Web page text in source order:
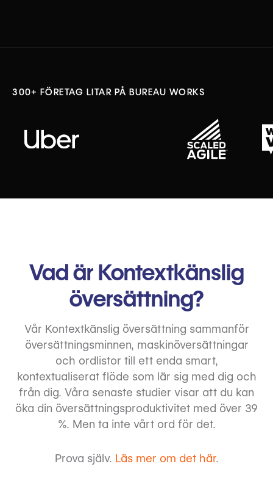
300+ FÖRETAG LITAR PÅ BUREAU WORKS
Vad är Kontextkänslig
översättning?
Vår Kontextkänslig översättning sammanför
översättningsminnen, maskinöversättningar
och ordlistor till ett enda smart,
kontextualiserat flöde som lär sig med dig och
från dig. Våra senaste studier visar att du kan
öka din översättningsproduktivitet med över 39
%. Men ta inte vårt ord för det.
Prova själv. Läs mer om det här.